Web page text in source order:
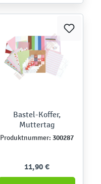
Bastel-Koffer,
Muttertag
Produktnummer: 300287
11,90 €